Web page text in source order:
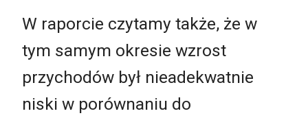
W raporcie czytamy także, że w
tym samym okresie wzrost
przychodów był nieadekwatnie
niski w porównaniu do